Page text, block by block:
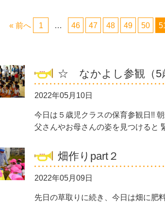
« 前へ 1 … 46 47 48 49 50
☆ なかよし参観（
2022年05月10日
今日は５歳児クラスの保育参観日!!
父さんやお母さんの姿を見つけると
畑作りpart２
2022年05月09日
先日の草取りに続き、今日は畑に肥